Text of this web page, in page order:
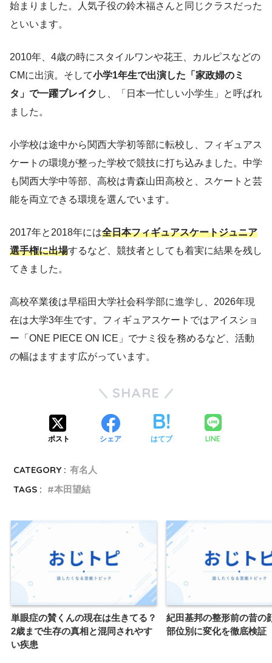
始まりました。人気子役の鈴木福さんと同じクラスだった
といいます。
2010年、4歳の時にスタイルワンや花王、カルピスなどの
CMに出演。そして小学1年生で出演した「家政婦のミ
タ」で一躍ブレイク し、「日本一忙しい小学生」と呼ばれ
ました。
小学校は途中から関西大学初等部に転校し、フィギュアス
ケートの環境が整った学校で競技に打ち込みました。中学
も関西大学中等部、高校は青森山田高校と、スケートと芸
能を両立できる環境を選んでいます。
2017年と2018年には全日本フィギュアスケートジュニア
選手権に出場するなど、競技者としても着実に結果を残し
てきました。
高校卒業後は早稲田大学社会科学部に進学し、2026年現
在は大学3年生です。フィギュアスケートではアイスショ
ー「ONE PIECE ON ICE」でナミ役を務めるなど、活動
の幅はますます広がっています。
SHARE
ポスト シェア はてブ LINE
CATEGORY : 有名人
TAGS :
本田望結
単眼症の賛くんの現在は生きてる？
2歳まで生存の真相と混同されやす
い疾患
紀田基邦の整形前の昔の
部位別に変化を徹底検証